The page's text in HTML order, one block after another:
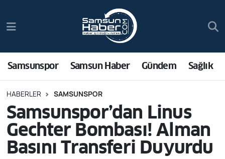
Samsunspor Samsun Haber Gündem Sağlık
HABERLER SAMSUNSPOR
Samsunspor’dan Linus
Gechter Bombası! Alman
Basını Transferi Duyurdu
Samsun Haber
Sağlık
Asayiş
Bilim ve Teknoloji
Trafik Durumu
Süper Lig Puan Durumu ve Fikstür
Tüm Manşetler
Son Dakika Haberleri